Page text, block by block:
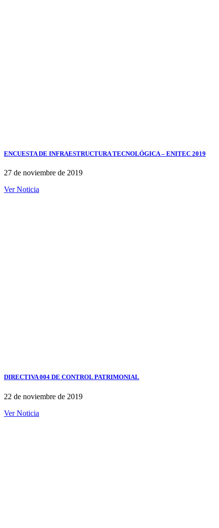
ENCUESTA DE INFRAESTRUCTURA TECNOLÓGICA – ENITEC 2019
27 de noviembre de 2019
Ver Noticia
DIRECTIVA 004 DE CONTROL PATRIMONIAL
22 de noviembre de 2019
Ver Noticia